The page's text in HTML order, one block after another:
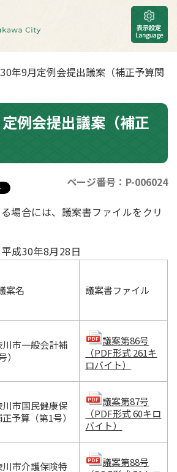
年9月定例会提出議案（補正予算関
例会提出議案（補正
ページ番号：P-006024
場合には、議案書ファイルをクリ
平成30年8月28日
案名 議案書ファイル
川市一般会計補
議案第86号
（PDF形式 261キ
ロバイト）
川市国民健康保
予算（第1号）
議案第87号
（PDF形式 60キロ
バイト）
市介護保険特
議案第88号